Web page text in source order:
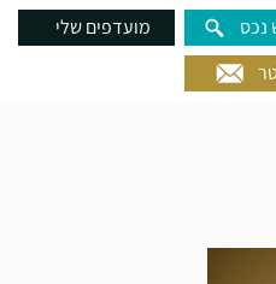
נכס
מועדפים שלי